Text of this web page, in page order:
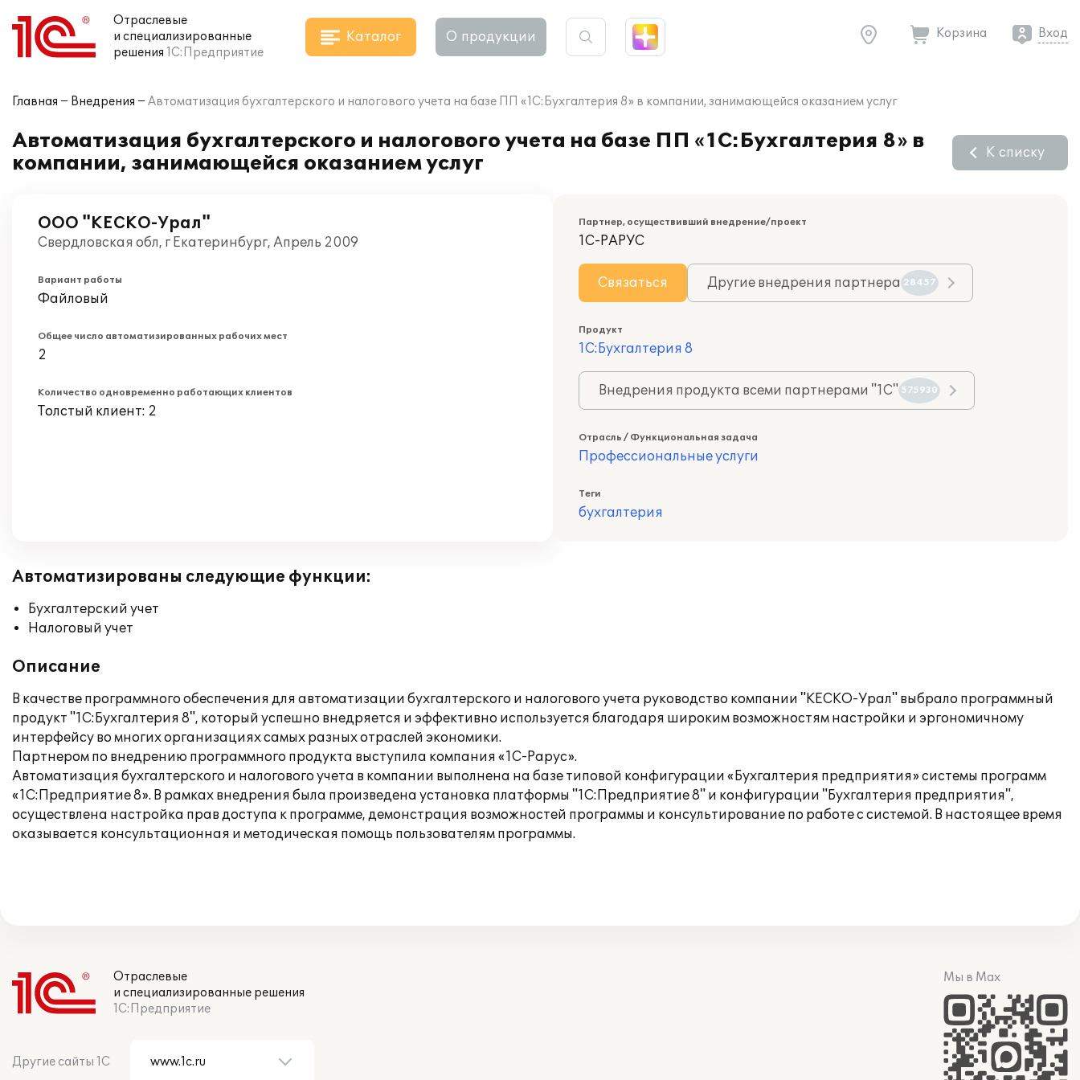
Отраслевые
и специализированные
решения 1С:Предприятие
Каталог О продукции Корзина Вход
Главная Внедрения Автоматизация бухгалтерского и налогового учета на базе ПП «1С:Бухгалтерия 8» в компании, занимающейся оказанием услуг
Автоматизация бухгалтерского и налогового учета на базе ПП «1С:Бухгалтерия 8» в
компании, занимающейся оказанием услуг
К списку
ООО "КЕСКО-Урал"
Свердловская обл, г Екатеринбург, Апрель 2009
Вариант работы
Файловый
Общее число автоматизированных рабочих мест
2
Количество одновременно работающих клиентов
Толстый клиент: 2
Партнер, осуществивший внедрение/проект
1С-РАРУС
Связаться Другие внедрения партнера 28457
Продукт
1С:Бухгалтерия 8
Внедрения продукта всеми партнерами "1С" 575930
Отрасль / Функциональная задача
Профессиональные услуги
Теги
бухгалтерия
Автоматизированы следующие функции:
Бухгалтерский учет
Налоговый учет
Описание
В качестве программного обеспечения для автоматизации бухгалтерского и налогового учета руководство компании "КЕСКО-Урал" выбрало программный
продукт "1С:Бухгалтерия 8", который успешно внедряется и эффективно используется благодаря широким возможностям настройки и эргономичному
интерфейсу во многих организациях самых разных отраслей экономики.
Партнером по внедрению программного продукта выступила компания «1С-Рарус».
Автоматизация бухгалтерского и налогового учета в компании выполнена на базе типовой конфигурации «Бухгалтерия предприятия» системы программ
«1С:Предприятие 8». В рамках внедрения была произведена установка платформы "1С:Предприятие 8" и конфигурации "Бухгалтерия предприятия",
осуществлена настройка прав доступа к программе, демонстрация возможностей программы и консультирование по работе с системой. В настоящее время
оказывается консультационная и методическая помощь пользователям программы.
Отраслевые
и специализированные решения
1С:Предприятие
Другие сайты 1С
Мы в Max